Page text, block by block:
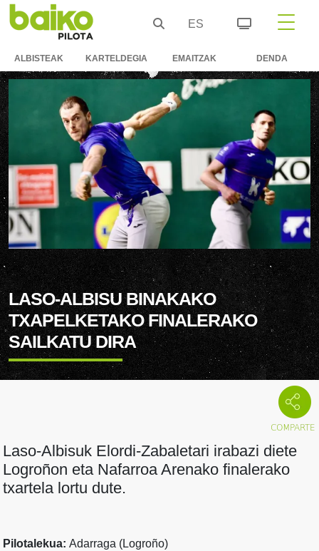
ES
ALBISTEAK KARTELDEGIA EMAITZAK DENDA
LASO-ALBISU BINAKAKO
TXAPELKETAKO FINALERAKO
SAILKATU DIRA
Laso-Albisuk Elordi-Zabaletari irabazi diete
Logroñon eta Nafarroa Arenako finalerako
txartela lortu dute.
Pilotalekua: Adarraga (Logroño)